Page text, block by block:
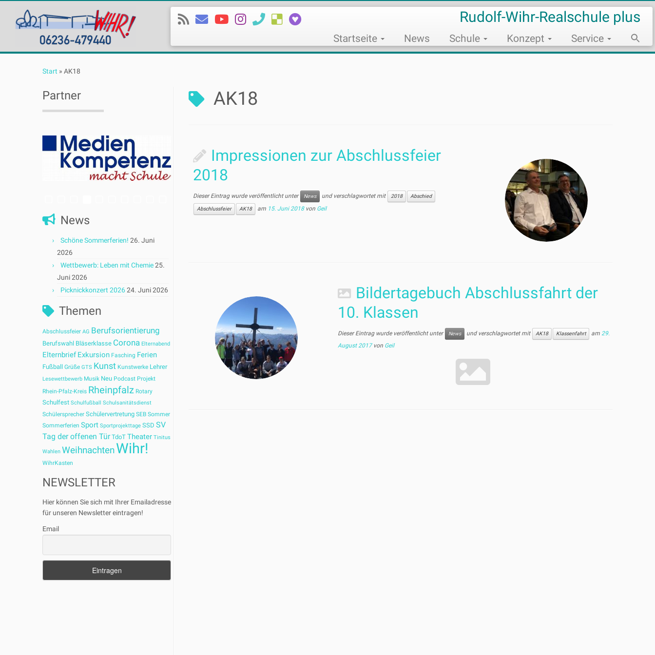
Rudolf-Wihr-Realschule plus
Startseite News Schule Konzept Service
for:
Search
Start » AK18
Partner
News
Schöne Sommerferien! 26. Juni
2026
Wettbewerb: Leben mit Chemie25.
Juni 2026
Picknickkonzert 202624. Juni 2026
Themen
Abschlussfeier AG Berufsorientierung
Berufswahl Bläserklasse Corona Elternabend
Elternbrief Exkursion Fasching Ferien
Fußball Grüße GTS Kunst Kunstwerke Lehrer
Lesewettbewerb Musik Neu Podcast Projekt
Rhein-Pfalz-Kreis Rheinpfalz Rotary
Schulfest Schulfußball Schulsanitätsdienst
Schülersprecher Schülervertretung SEB Sommer
Sommerferien Sport Sportprojekttage SSD SV
Tag der offenen Tür TdoT Theater Tinitus
Wahlen WeihnachtenWihr!
WihrKasten
NEWSLETTER
Hier können Sie sich mit Ihrer Emailadresse
für unseren Newsletter eintragen!
Email
AK18
Impressionen zur Abschlussfeier
2018
Dieser Eintrag wurde veröffentlicht unter News und verschlagwortet mit 2018
Abschied
Abschlussfeier
AK18 am 15. Juni 2018 von Geil
Bildertagebuch Abschlussfahrt der
10. Klassen
Dieser Eintrag wurde veröffentlicht unter News und verschlagwortet mit AK18 Klassenfahrt am29.
August 2017 von Geil